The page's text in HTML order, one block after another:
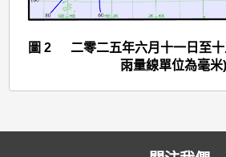
圖圖 2 二零二五年六月十一日至十
雨量線單位為毫米)